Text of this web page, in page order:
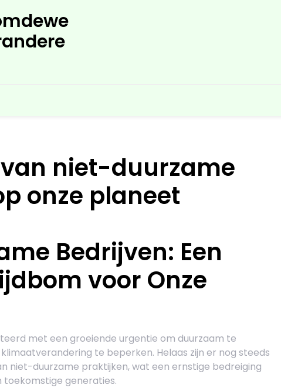
niet-duurzame
onze planeet
Bedrijven: Een
voor Onze
met een groeiende urgentie om duurzaam te
te beperken. Helaas zijn er nog steeds
niet-duurzame praktijken, wat een ernstige bedreiging
generaties.